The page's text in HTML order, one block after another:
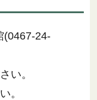
(0467-24-
い。
。